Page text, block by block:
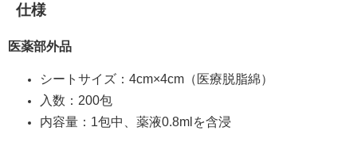
仕様
医薬部外品
シートサイズ：4cm×4cm（医療脱脂綿）
入数：200包
内容量：1包中、薬液0.8mlを含浸